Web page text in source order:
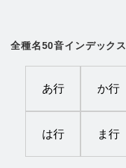
全種名50音インデックス
あ行 か行
は行 ま行